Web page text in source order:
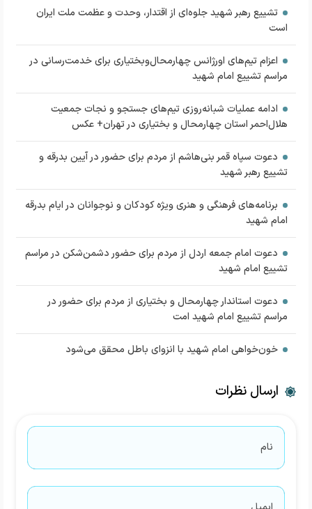
تشییع رهبر شهید جلوه‌ای از اقتدار، وحدت و عظمت ملت ایران
است
اعزام تیم‌های اورژانس چهارمحال‌وبختیاری برای خدمت‌رسانی در
مراسم تشییع امام شهید
ادامه عملیات شبانه‌روزی تیم‌های جستجو و نجات جمعیت
هلال‌احمر استان چهارمحال و بختیاری در تهران+ عکس
دعوت سپاه قمر بنی‌هاشم از مردم برای حضور در آیین بدرقه و
تشییع رهبر شهید
برنامه‌های فرهنگی و هنری ویژه کودکان و نوجوانان در ایام بدرقه
امام شهید
دعوت امام جمعه اردل از مردم برای حضور دشمن‌شکن در مراسم
تشییع امام شهید
دعوت استاندار چهارمحال و بختیاری از مردم برای حضور در
مراسم تشییع امام شهید امت
خون‌خواهی امام شهید با انزوای باطل محقق می‌شود
ارسال نظرات